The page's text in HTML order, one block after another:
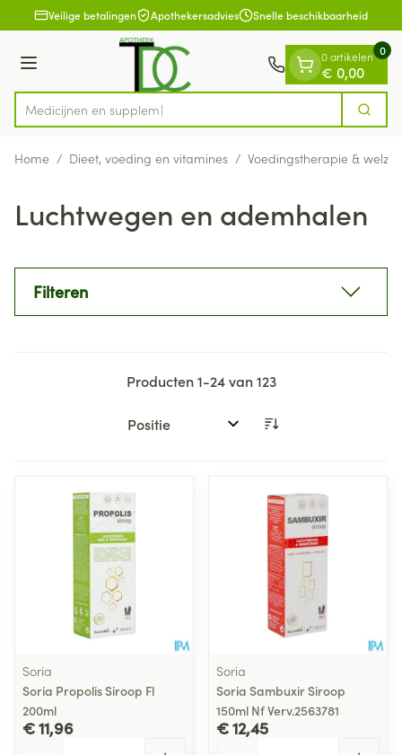
Ga naar de inhoud
1 van 1Veilige betalingen Apothekersadvies Snelle beschikbaarheid
Menu
Product, merk, categorie...
Me Zoek
0 artikelen
€ 0,00
0
Home / Dieet, voeding en vitamines / Voedingstherapie & welzijn
Luchtwegen en ademhalen
Filteren
Producten1-24van123
Sorteer op:
Soria
Soria Propolis Siroop Fl
200ml
€ 11,96
Soria
Soria Sambuxir Siroop
150ml Nf Verv.2563781
€ 12,45